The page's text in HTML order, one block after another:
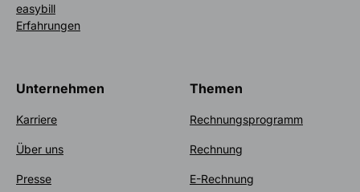
easybill
Erfahrungen
Unternehmen
Karriere
Über uns
Presse
Themen
Rechnungsprogramm
Rechnung
E-Rechnung